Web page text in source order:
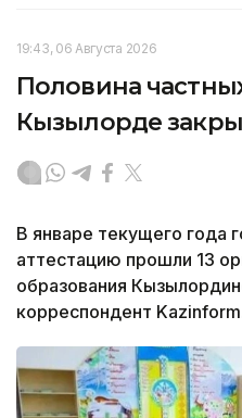
19:43, 06 Августа 2026
Половина
Кызылорде
В январе текущего года
аттестацию прошли 13
образования
корреспондент